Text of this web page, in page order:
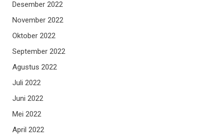
Desember 2022
November 2022
Oktober 2022
September 2022
Agustus 2022
Juli 2022
Juni 2022
Mei 2022
April 2022